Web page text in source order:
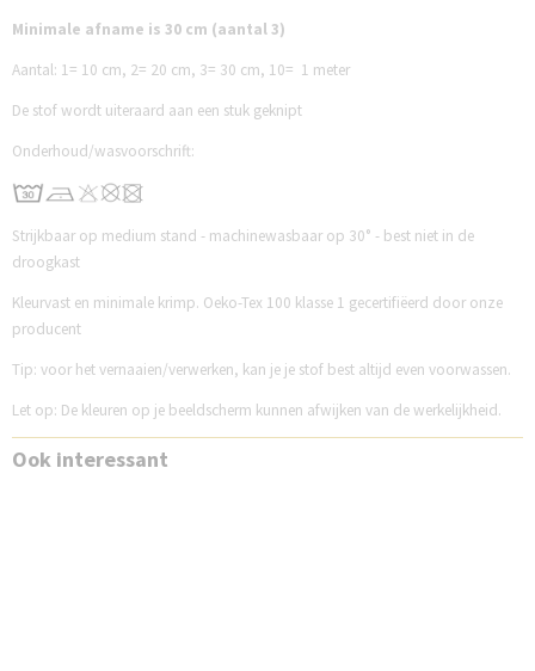
Minimale afname is 30 cm (aantal 3)
Aantal: 1= 10 cm, 2= 20 cm, 3= 30 cm, 10= 1 meter
De stof wordt uiteraard aan een stuk geknipt
Onderhoud/wasvoorschrift:
Strijkbaar op medium stand - machinewasbaar op 30° - best niet in de
droogkast
Kleurvast en minimale krimp. Oeko-Tex 100 klasse 1 gecertifiëerd door onze
producent
Tip: voor het vernaaien/verwerken, kan je je stof best altijd even voorwassen.
Let op: De kleuren op je beeldscherm kunnen afwijken van de werkelijkheid.
Ook interessant